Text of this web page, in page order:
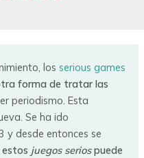
losserious games
forma de tratar las
periodismo. Esta
Se ha ido
y desde entonces se
estos juegos seriospuede